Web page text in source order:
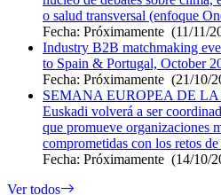
o salud transversal (enfoque
Fecha: Próximamente (11/11/
Industry B2B matchmaking
to Spain & Portugal, October
Fecha: Próximamente (21/10/
SEMANA EUROPEA DE
Euskadi volverá a ser
que promueve organizaciones
comprometidas con los retos
Fecha: Próximamente (14/10/
Ver todos